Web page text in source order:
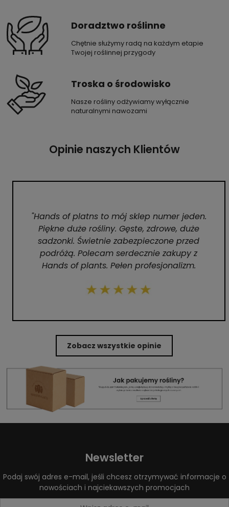
Doradztwo roślinne
Chętnie służymy radą na każdym etapie
Twojej roślinnej przygody
Troska o środowisko
Nasze rośliny odżywiamy wyłącznie
naturalnymi nawozami
Opinie naszych Klientów
"Hands of platns to mój sklep numer jeden.
Piękne duże rośliny. Gęste, zdrowe, duże
sadzonki. Świetnie zabezpieczone przed
podróżą. Polecam serdecznie zakupy z
Hands of plants. Pełen profesjonalizm.
Zobacz wszystkie opinie
Newsletter
Podaj swój adres e-mail, jeśli chcesz otrzymywać informacje o
nowościach i najciekawszych promocjach